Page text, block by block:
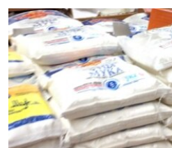
ДАНИСТЕ
ЭЖЕ-СИҢДИЛЕР
АЗАТТЫК+
ЫҢГАЙСЫЗ СУРООЛОР
Русский
ОНЛАЙН ШЕРИНЕ
ЭЕ/АРнун бардык сайттары